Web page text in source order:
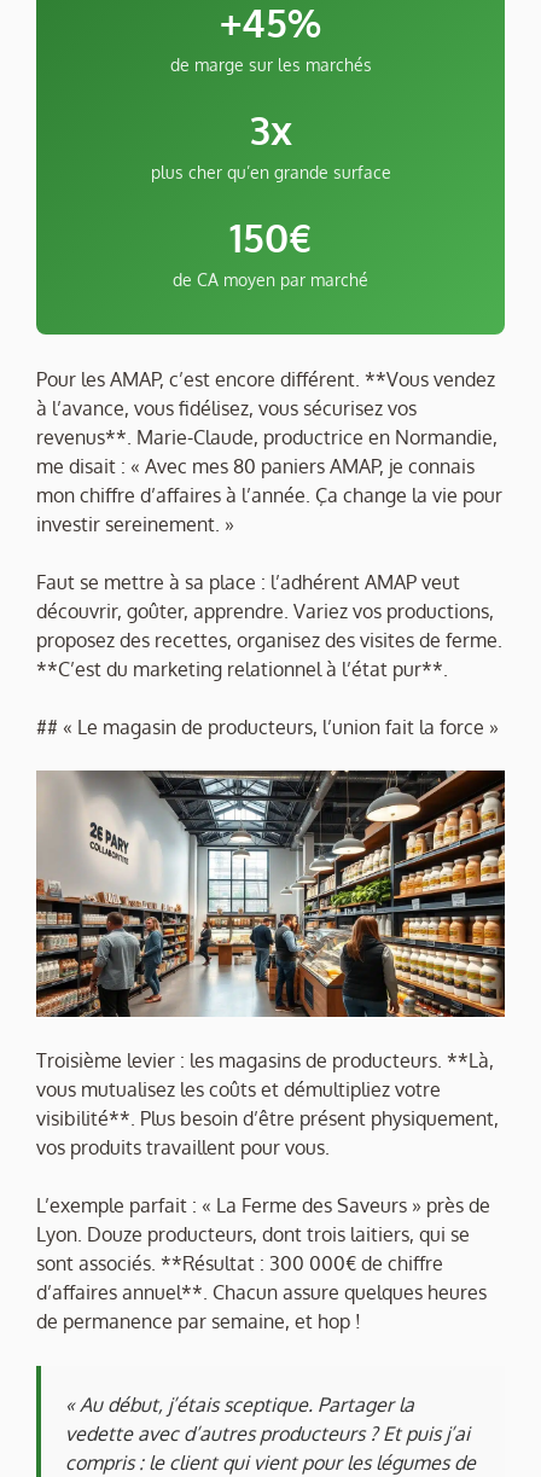
+45%
de marge sur les marchés
3x
plus cher qu’en grande surface
150€
de CA moyen par marché
Pour les AMAP, c’est encore différent. **Vous vendez
à l’avance, vous fidélisez, vous sécurisez vos
revenus**. Marie-Claude, productrice en Normandie,
me disait : « Avec mes 80 paniers AMAP, je connais
mon chiffre d’affaires à l’année. Ça change la vie pour
investir sereinement. »
Faut se mettre à sa place : l’adhérent AMAP veut
découvrir, goûter, apprendre. Variez vos productions,
proposez des recettes, organisez des visites de ferme.
**C’est du marketing relationnel à l’état pur**.
## « Le magasin de producteurs, l’union fait la force »
Troisième levier : les magasins de producteurs. **Là,
vous mutualisez les coûts et démultipliez votre
visibilité**. Plus besoin d’être présent physiquement,
vos produits travaillent pour vous.
L’exemple parfait : « La Ferme des Saveurs » près de
Lyon. Douze producteurs, dont trois laitiers, qui se
sont associés. **Résultat : 300 000€ de chiffre
d’affaires annuel**. Chacun assure quelques heures
de permanence par semaine, et hop !
« Au début, j’étais sceptique. Partager la
vedette avec d’autres producteurs ? Et puis j’ai
compris : le client qui vient pour les légumes de